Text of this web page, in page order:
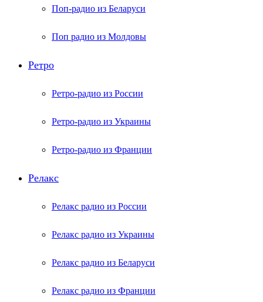
Поп-радио из Беларуси
Поп радио из Молдовы
Ретро
Ретро-радио из России
Ретро-радио из Украины
Ретро-радио из Франции
Релакс
Релакс радио из России
Релакс радио из Украины
Релакс радио из Беларуси
Релакс радио из Франции